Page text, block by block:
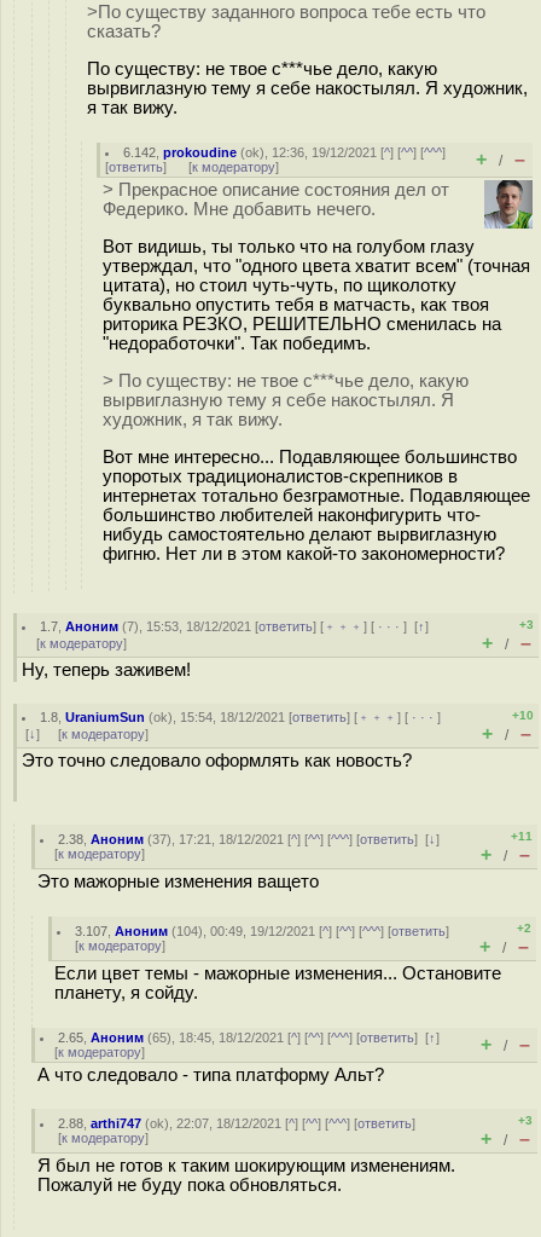
>По существу заданного вопроса тебе есть что
сказать?
По существу: не твое с***чье дело, какую
вырвиглазную тему я себе накостылял. Я художник,
я так вижу.
6.142 ,prokoudine (ok), 12:36, 19/12/2021 [^] [^^] [^^^]
[ответить] [к модератору] + / –
> Прекрасное описание состояния дел от
Федерико. Мне добавить нечего.
Вот видишь, ты только что на голубом глазу
утверждал, что "одного цвета хватит всем" (точная
цитата), но стоил чуть-чуть, по щиколотку
буквально опустить тебя в матчасть, как твоя
риторика РЕЗКО, РЕШИТЕЛЬНО сменилась на
"недоработочки". Так победимъ.
> По существу: не твое с***чье дело, какую
вырвиглазную тему я себе накостылял. Я
художник, я так вижу.
Вот мне интересно... Подавляющее большинство
упоротых традиционалистов-скрепников в
интернетах тотально безграмотные. Подавляющее
большинство любителей наконфигурить что-
нибудь самостоятельно делают вырвиглазную
фигню. Нет ли в этом какой-то закономерности?
1.7 ,Аноним (7), 15:53, 18/12/2021 [ответить] [ ﹢﹢﹢] [ · · ·][↑]
[к модератору]
+3
+ / –
Ну, теперь заживем!
1.8 ,UraniumSun (ok), 15:54, 18/12/2021 [ответить] [ ﹢﹢﹢] [ · · ·]
[↓] [к модератору]
+10
+ / –
Это точно следовало оформлять как новость?
2.38 ,Аноним (37), 17:21, 18/12/2021 [^] [^^] [^^^] [ответить][↓]
[к модератору]
+11
+ / –
Это мажорные изменения ващето
3.107 ,Аноним (104), 00:49, 19/12/2021 [^] [^^] [^^^] [ответить]
[к модератору]
+2
+ / –
Если цвет темы - мажорные изменения... Остановите
планету, я сойду.
2.65 ,Аноним (65), 18:45, 18/12/2021 [^] [^^] [^^^] [ответить][↑]
[к модератору] + / –
А что следовало - типа платформу Альт?
2.88 ,arthi747 (ok), 22:07, 18/12/2021 [^] [^^] [^^^] [ответить]
[к модератору]
+3
+ / –
Я был не готов к таким шокирующим изменениям.
Пожалуй не буду пока обновляться.